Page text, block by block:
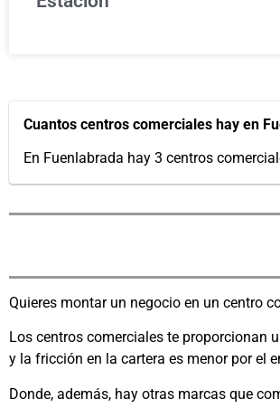
Cuantos centros comerciales hay en
En Fuenlabrada hay 3 centros
Quieres montar un negocio en un centro
Los centros comerciales te proporcionan
y la fricción en la cartera es menor por el
Donde, además, hay otras marcas que